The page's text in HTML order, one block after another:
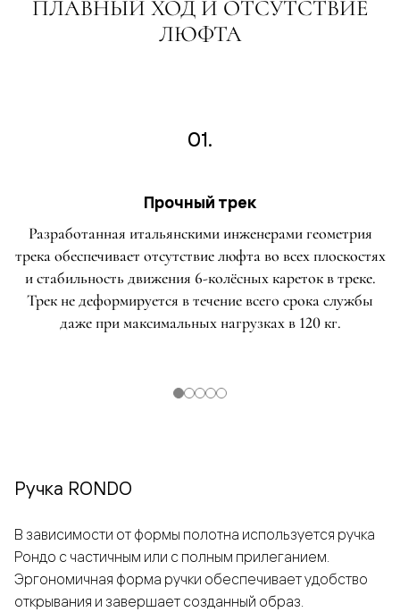
ПЛАВНЫЙ ХОД И ОТСУТСТВИЕ
ЛЮФТА
01.
Прочный трек
Разработанная итальянскими инженерами геометрия
трека обеспечивает отсутствие люфта во всех плоскостях
и стабильность движения 6-колёсных кареток в треке.
Трек не деформируется в течение всего срока службы
даже при максимальных нагрузках в 120 кг.
Ручка RONDO
В зависимости от формы полотна используется ручка
Рондо с частичным или с полным прилеганием.
Эргономичная форма ручки обеспечивает удобство
открывания и завершает созданный образ.